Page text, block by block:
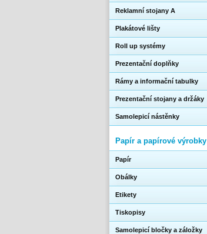
Reklamní stojany A
Plakátové lišty
Roll up systémy
Prezentační doplňky
Rámy a informační tabulky
Prezentační stojany a držáky
Samolepicí nástěnky
Papír a papírové výrobky
Papír
Obálky
Etikety
Tiskopisy
Samolepicí bločky a záložky